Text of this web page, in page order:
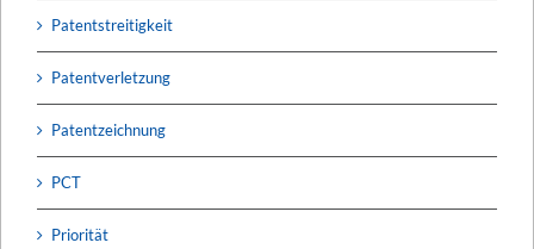
Patentstreitigkeit
Patentverletzung
Patentzeichnung
PCT
Priorität